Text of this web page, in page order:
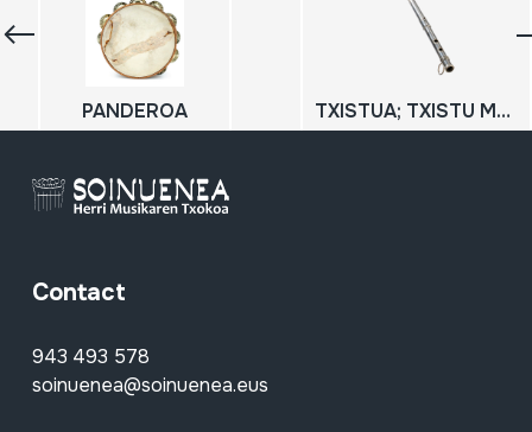
PANDEROA TXISTUA; TXISTU METALIKOA
Contact
943 493 578
soinuenea@soinuenea.eus